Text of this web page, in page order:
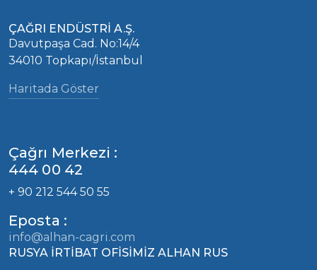
ÇAĞRI ENDÜSTRİ A.Ş.
Davutpaşa Cad. No:14/4
34010 Topkapı/İstanbul
Haritada Göster
Çağrı Merkezi :
444 00 42
+ 90 212 544 50 55
Eposta :
info@alhan-cagri.com
RUSYA İRTİBAT OFİSİMİZ ALHAN RUS